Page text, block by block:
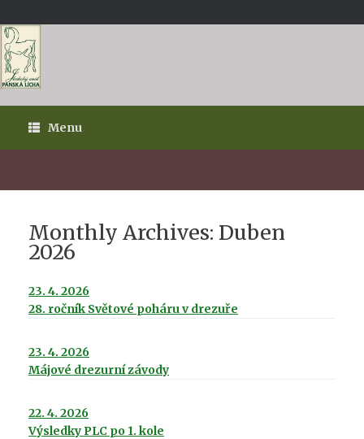
to
content
Menu
Monthly Archives: Duben
2026
23. 4. 2026
28. ročník Světové poháru v drezuře
23. 4. 2026
Májové drezurní závody
22. 4. 2026
Výsledky PLC po 1. kole